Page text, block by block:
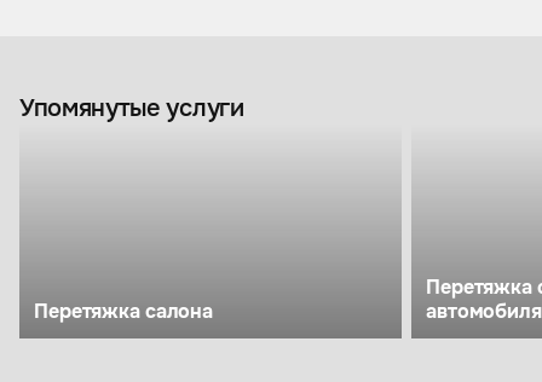
Упомянутые услуги
Перетяжка салона
Перетяжка
автомобиля